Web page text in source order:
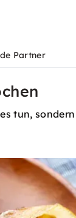
Partner
tun,